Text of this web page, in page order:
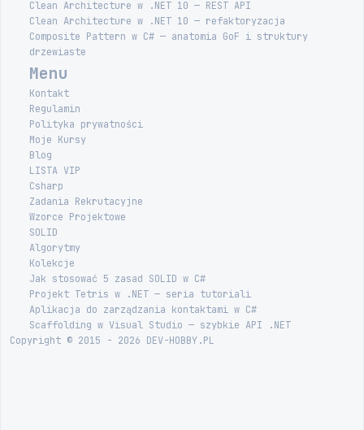
Clean Architecture w .NET 10 — REST API
Clean Architecture w .NET 10 — refaktoryzacja
Composite Pattern w C# — anatomia GoF i struktury
drzewiaste
Menu
Kontakt
Regulamin
Polityka prywatności
Moje Kursy
Blog
LISTA VIP
Csharp
Zadania Rekrutacyjne
Wzorce Projektowe
SOLID
Algorytmy
Kolekcje
Jak stosować 5 zasad SOLID w C#
Projekt Tetris w .NET — seria tutoriali
Aplikacja do zarządzania kontaktami w C#
Scaffolding w Visual Studio — szybkie API .NET
Copyright © 2015 - 2026 DEV-HOBBY.PL